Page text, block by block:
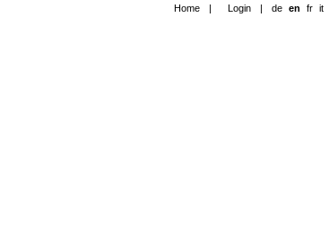
Home | Login | de en fr it